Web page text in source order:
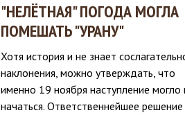
"НЕЛЁТНАЯ" ПОГОДА МОГЛА
ПОМЕШАТЬ "УРАНУ"
Хотя история и не знает
наклонения, можно утверждать, что
именно 19 ноября наступление могло
начаться. Ответственнейшее